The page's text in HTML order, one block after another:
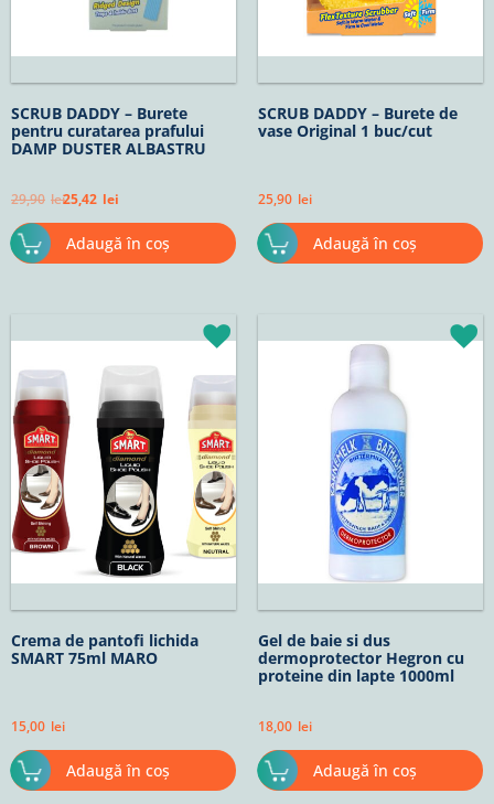
SCRUB DADDY – Burete
pentru curatarea prafului
DAMP DUSTER ALBASTRU
29,90 lei25,42 lei
Adaugă în coș
SCRUB DADDY – Burete de
vase Original 1 buc/cut
25,90 lei
Adaugă în coș
Crema de pantofi lichida
SMART 75ml MARO
15,00 lei
Adaugă în coș
Gel de baie si dus
dermoprotector Hegron cu
proteine din lapte 1000ml
18,00 lei
Adaugă în coș